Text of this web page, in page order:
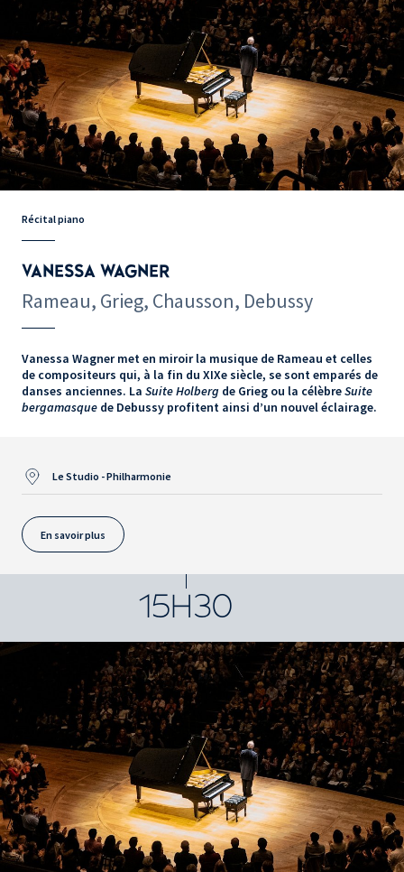
Récital piano
VANESSA WAGNER
Rameau, Grieg, Chausson, Debussy
Vanessa Wagner met en miroir la musique de Rameau et celles
de compositeurs qui, à la fin du XIXe siècle, se sont emparés de
danses anciennes. La Suite Holberg de Grieg ou la célèbreSuite
bergamasque de Debussy profitent ainsi d’un nouvel éclairage.
Le Studio - Philharmonie
En savoir plus
15H30